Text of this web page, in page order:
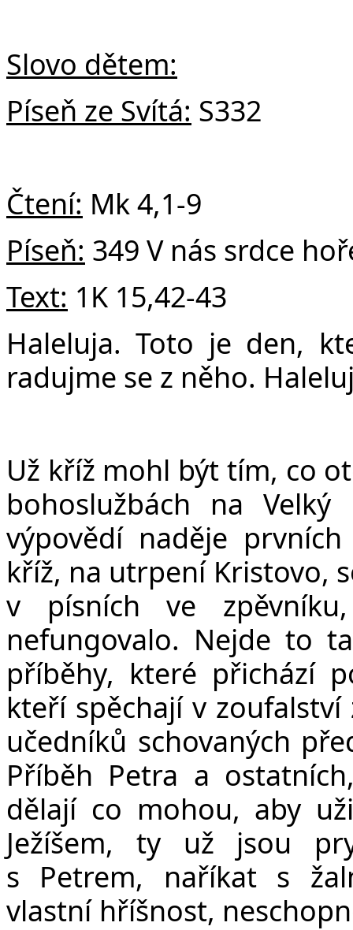
Slovo dětem:
Píseň ze Svítá: S332
Čtení: Mk 4,1-9
Píseň: 349 V nás srdce
Text: 1K 15,42-43
Haleluja. Toto je den,
radujme se z něho.
Už kříž mohl být tím, co
bohoslužbách na
výpovědí naděje
kříž, na utrpení Kristovo,
v písních ve
nefungovalo. Nejde to
příběhy, které přichází
kteří spěchají v
učedníků schovaných
Příběh Petra a
dělají co mohou, aby
Ježíšem, ty už jsou
s Petrem, naříkat s
vlastní hříšnost,